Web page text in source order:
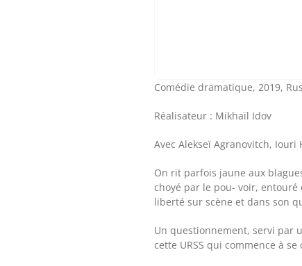
Comédie dramatique, 2019,
Réalisateur : Mikhaïl Idov
Avec Alekseï Agranovitch, Iouri
On rit parfois jaune aux
choyé par le pou- voir,
liberté sur scène et dans son
Un questionnement, servi par
cette URSS qui commence à